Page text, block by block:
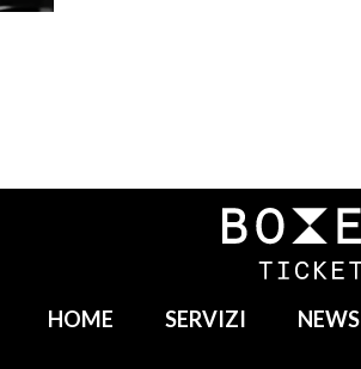
HOME SERVIZI NEWS